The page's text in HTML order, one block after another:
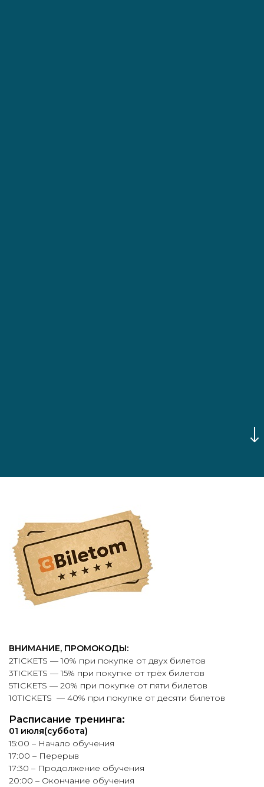
ВНИМАНИЕ, ПРОМОКОДЫ:
2TICKETS — 10% при покупке от двух билетов
3TICKETS — 15% при покупке от трёх билетов
5TICKETS — 20% при покупке от пяти билетов
10TICKETS — 40% при покупке от десяти билетов
Расписание тренинга:
01 июля(суббота)
15:00 – Начало обучения
17:00 – Перерыв
17:30 – Продолжение обучения
20:00 – Окончание обучения